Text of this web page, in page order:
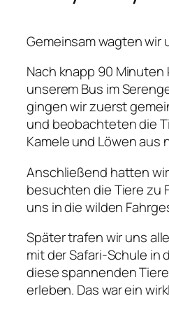
Gemeinsam wagten wir
Nach knapp 90 Minuten
unserem Bus im
gingen wir zuerst
und beobachteten die
Kamele und Löwen aus
Anschließend hatten
besuchten die Tiere zu
uns in die wilden
Später trafen wir uns
mit der Safari-Schule in
diese spannenden
erleben. Das war ein